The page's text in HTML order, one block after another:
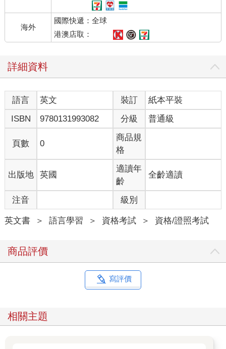
海外
國際快遞：全球
港澳店取：
詳細資料
語言 英文 裝訂
紙本平裝
ISBN
9780131993082 分級 普通級
頁數 0
商品規
格
出版地 英國
適讀年
齡
全齡適讀
注音 級別
英文書 ＞ 語言學習 ＞ 資格考試 ＞ 資格/證照考試
商品評價
寫評價
相關主題